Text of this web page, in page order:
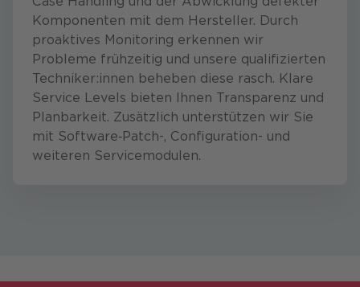
Komponenten mit dem Hersteller. Durch
proaktives Monitoring erkennen wir
Probleme frühzeitig und unsere qualifizierten
Techniker:innen beheben diese rasch. Klare
Service Levels bieten Ihnen Transparenz und
Planbarkeit. Zusätzlich unterstützen wir Sie
mit Software‑Patch-, Configuration- und
weiteren Servicemodulen.